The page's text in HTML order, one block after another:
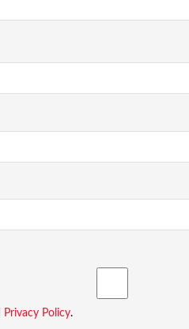
Privacy Policy.